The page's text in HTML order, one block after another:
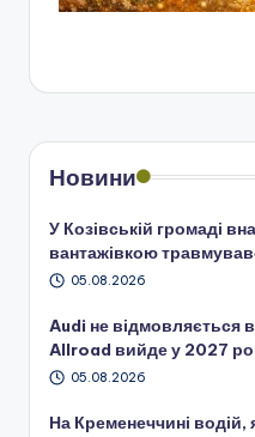
Новини
У Козівській громаді
вантажівкою
05.08.2026
Audi не відмовляється
Allroad вийде у 2027
05.08.2026
На Кременеччині водій,